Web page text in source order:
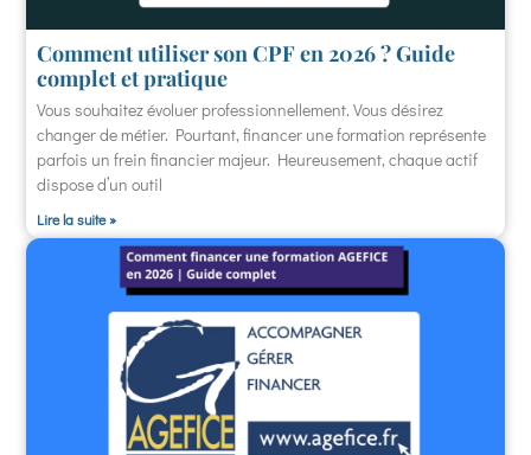
Comment utiliser son CPF en 2026 ? Guide
complet et pratique
Vous souhaitez évoluer professionnellement. Vous désirez
changer de métier. Pourtant, financer une formation représente
parfois un frein financier majeur. Heureusement, chaque actif
dispose d’un outil
Lire la suite »